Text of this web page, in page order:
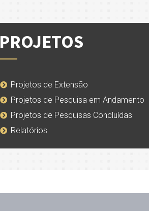
PROJETOS
Projetos de Extensão
Projetos de Pesquisa em Andamento
Projetos de Pesquisas Concluídas
Relatórios